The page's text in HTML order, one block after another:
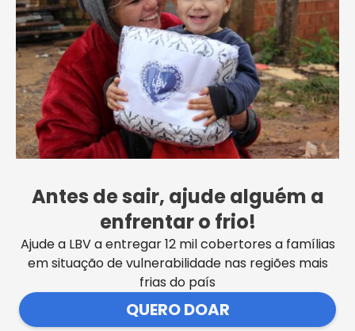
Desde julho de 1982, a LBV mantém atividades
permanentes de apoio à população em situação de
vulnerabilidade social na Baixada Santista,
colaborando, de forma plena, para a construção de
uma estrutura social sólida e autossustentável.
>Centro Comunitário de Assistência Social José
de Paiva Netto, da LBV:Av. Conselheiro Nébias, 398
Santos/SP
Centro Comunitário de Assistência Social José de Paiva
Netto
Antes de sair, ajude alguém a
enfrentar o frio!
Ajude a LBV a entregar 12 mil cobertores a famílias
em situação de vulnerabilidade nas regiões mais
frias do país
QUERO DOAR